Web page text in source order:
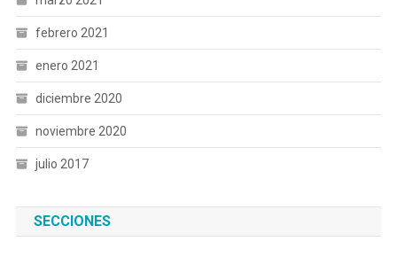
febrero 2021
enero 2021
diciembre 2020
noviembre 2020
julio 2017
SECCIONES